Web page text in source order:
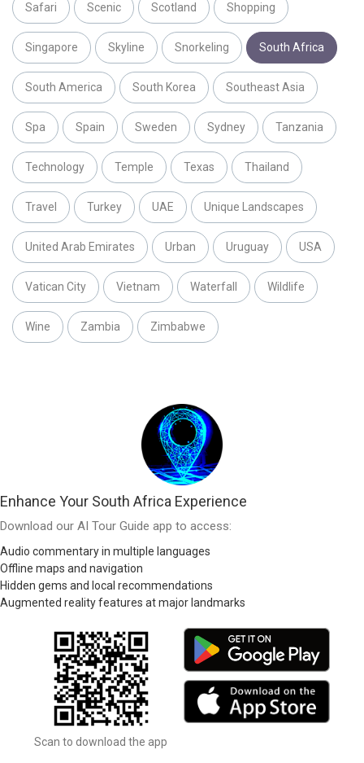
Safari Scenic Scotland Shopping
Singapore Skyline Snorkeling South Africa
South America South Korea Southeast Asia
Spa Spain Sweden Sydney Tanzania
Technology Temple Texas Thailand
Travel Turkey UAE Unique Landscapes
United Arab Emirates Urban Uruguay USA
Vatican City Vietnam Waterfall Wildlife
Wine Zambia Zimbabwe
Enhance Your South Africa Experience
Download our AI Tour Guide app to access:
Audio commentary in multiple languages
Offline maps and navigation
Hidden gems and local recommendations
Augmented reality features at major landmarks
Scan to download the app